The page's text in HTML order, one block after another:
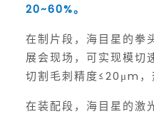
20~60%。
在制片段，海目星的拳
展会现场，可实现模
切割毛刺精度≤20μm，
在装配段，海目星的激